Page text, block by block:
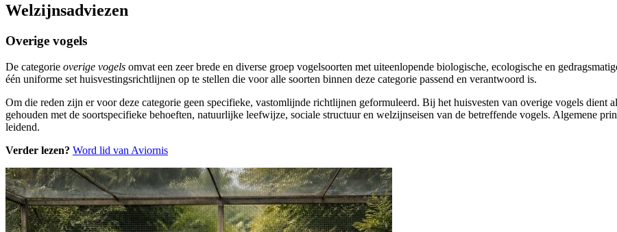
Welzijnsadviezen
Overige vogels
De categorie overige vogels omvat een zeer brede en diverse groep vogelsoorten met uiteenlopende biologische, ecologische en
één uniforme set huisvestingsrichtlijnen op te stellen die voor alle soorten binnen deze categorie passend en verantwoord is.
Om die reden zijn er voor deze categorie geen specifieke, vastomlijnde richtlijnen geformuleerd. Bij het huisvesten van overige vogels
gehouden met de soortspecifieke behoeften, natuurlijke leefwijze, sociale structuur en welzijnseisen van de betreffende vogels. Algemene
leidend.
Verder lezen? Word lid van Aviornis